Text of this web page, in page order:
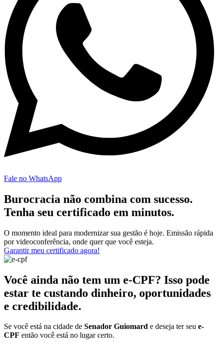
Fale no WhatsApp
Burocracia não combina com sucesso.
Tenha seu certificado em minutos.
O momento ideal para modernizar sua gestão é hoje. Emissão rápida
por videoconferência, onde quer que você esteja.
Garantir meu certificado agora!
Você ainda não tem um e-CPF? Isso pode
estar te custando dinheiro, oportunidades
e credibilidade.
Se você está na cidade de Senador Guiomard e deseja ter seu e-
CPF então você está no lugar certo.